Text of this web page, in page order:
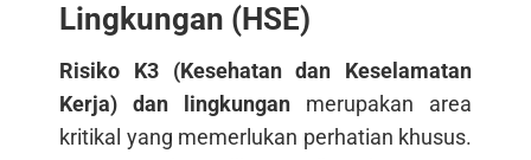
Lingkungan (HSE)
Risiko K3 (Kesehatan dan Keselamatan
Kerja) dan lingkungan merupakan area
kritikal yang memerlukan perhatian khusus.